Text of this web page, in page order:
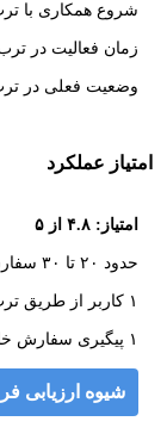
شروع همکاری با ترب: ۱۴۰۱/۰۲/۲۵ (۴ سال و ۲
زمان فعالیت در ترب: ۳ سال و ۳
وضعیت فعلی در
امتیاز عملکرد
امتیاز: ۴.۸ از ۵
حدود ۲۰ تا ۳۰ سفارش در ۹۰ روز اخیر فعالیت در ترب
۱ کاربر از طریق ترب سفارش خود را پیگیری کرده اند.
۱ پیگیری سفارش خاتمه یافته با وضعیت تخلف فروشگاه
شیوه ارزیابی